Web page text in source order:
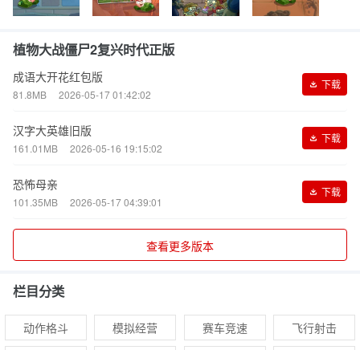
植物大战僵尸2复兴时代正版
成语大开花红包版
81.8MB 2026-05-17 01:42:02
下载
汉字大英雄旧版
161.01MB 2026-05-16 19:15:02
下载
恐怖母亲
101.35MB 2026-05-17 04:39:01
下载
查看更多版本
栏目分类
动作格斗 模拟经营 赛车竞速
飞行射击